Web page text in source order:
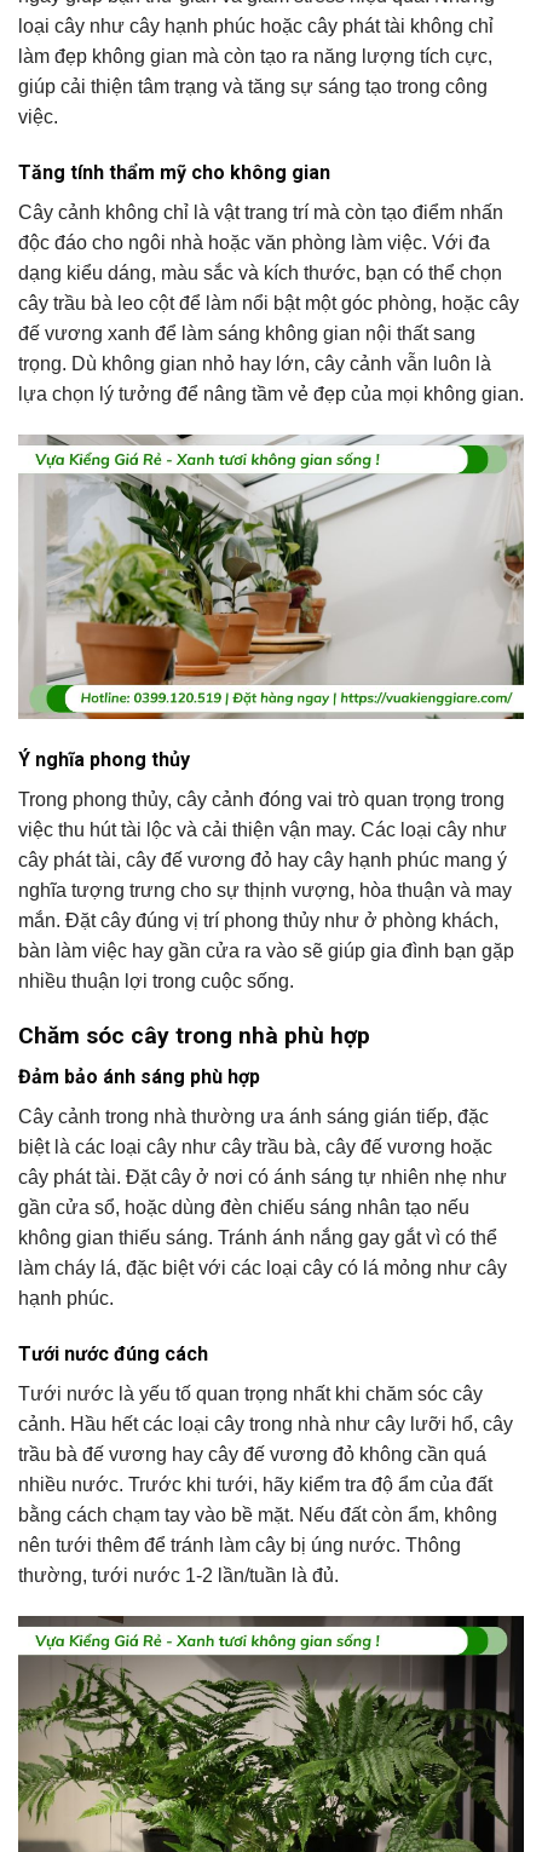
loại cây như cây hạnh phúc hoặc cây phát tài không chỉ
làm đẹp không gian mà còn tạo ra năng lượng tích cực,
giúp cải thiện tâm trạng và tăng sự sáng tạo trong công
việc.
Tăng tính thẩm mỹ cho không gian
Cây cảnh không chỉ là vật trang trí mà còn tạo điểm nhấn
độc đáo cho ngôi nhà hoặc văn phòng làm việc. Với đa
dạng kiểu dáng, màu sắc và kích thước, bạn có thể chọn
cây trầu bà leo cột để làm nổi bật một góc phòng, hoặc cây
đế vương xanh để làm sáng không gian nội thất sang
trọng. Dù không gian nhỏ hay lớn, cây cảnh vẫn luôn là
lựa chọn lý tưởng để nâng tầm vẻ đẹp của mọi không gian.
Ý nghĩa phong thủy
Trong phong thủy, cây cảnh đóng vai trò quan trọng trong
việc thu hút tài lộc và cải thiện vận may. Các loại cây như
cây phát tài, cây đế vương đỏ hay cây hạnh phúc mang ý
nghĩa tượng trưng cho sự thịnh vượng, hòa thuận và may
mắn. Đặt cây đúng vị trí phong thủy như ở phòng khách,
bàn làm việc hay gần cửa ra vào sẽ giúp gia đình bạn gặp
nhiều thuận lợi trong cuộc sống.
Chăm sóc cây trong nhà phù hợp
Đảm bảo ánh sáng phù hợp
Cây cảnh trong nhà thường ưa ánh sáng gián tiếp, đặc
biệt là các loại cây như cây trầu bà, cây đế vương hoặc
cây phát tài. Đặt cây ở nơi có ánh sáng tự nhiên nhẹ như
gần cửa sổ, hoặc dùng đèn chiếu sáng nhân tạo nếu
không gian thiếu sáng. Tránh ánh nắng gay gắt vì có thể
làm cháy lá, đặc biệt với các loại cây có lá mỏng như cây
hạnh phúc.
Tưới nước đúng cách
Tưới nước là yếu tố quan trọng nhất khi chăm sóc cây
cảnh. Hầu hết các loại cây trong nhà như cây lưỡi hổ, cây
trầu bà đế vương hay cây đế vương đỏ không cần quá
nhiều nước. Trước khi tưới, hãy kiểm tra độ ẩm của đất
bằng cách chạm tay vào bề mặt. Nếu đất còn ẩm, không
nên tưới thêm để tránh làm cây bị úng nước. Thông
thường, tưới nước 1-2 lần/tuần là đủ.